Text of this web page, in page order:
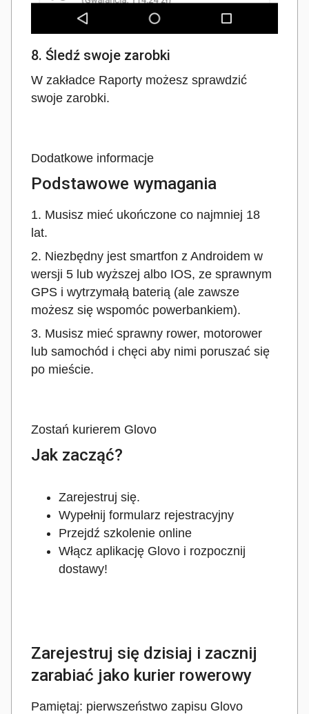
8. Śledź swoje zarobki
W zakładce Raporty możesz sprawdzić
swoje zarobki.
Dodatkowe informacje
Podstawowe wymagania
1. Musisz mieć ukończone co najmniej 18
lat.
2. Niezbędny jest smartfon z Androidem w
wersji 5 lub wyższej albo IOS, ze sprawnym
GPS i wytrzymałą baterią (ale zawsze
możesz się wspomóc powerbankiem).
3. Musisz mieć sprawny rower, motorower
lub samochód i chęci aby nimi poruszać się
po mieście.
Zostań kurierem Glovo
Jak zacząć?
Zarejestruj się.
Wypełnij formularz rejestracyjny
Przejdź szkolenie online
Włącz aplikację Glovo i rozpocznij
dostawy!
Zarejestruj się dzisiaj i zacznij
zarabiać jako kurier rowerowy
Pamiętaj: pierwszeństwo zapisu Glovo